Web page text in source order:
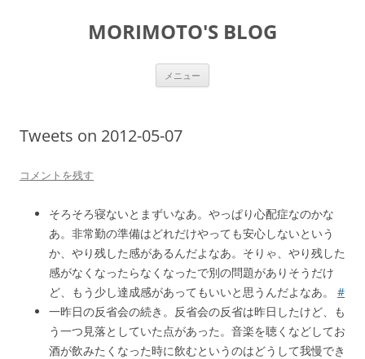
MORIMOTO'S BLOG
メニュー
Tweets on 2012-05-07
コメントを残す
そろそろ寝ないとまずいなあ。やっぱり心配症なのかな
あ。非常勤の準備はどれだけやっても安心しないという
か、やり残した感があるんだよなあ。そりゃ、やり残した
感がなくなったらなくなったで別の問題がありそうだけ
ど、もう少し達成感があってもいいと思うんだよなあ。 #
一昨日の反省会の続き。反省会の反省は昨日したけど、も
う一つ見落としていた点があった。音楽を聴くなどしてお
酒が飲みたくなった時に飲むというのはどうして我慢でき